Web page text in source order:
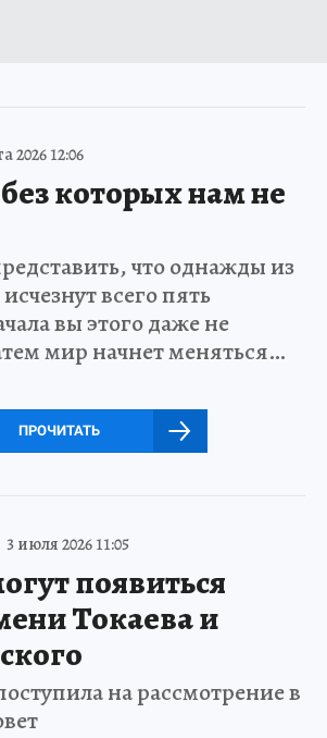
2026 12:06
которых нам не
что однажды из
всего пять
вы этого даже не
мир начнет меняться…
ПРОЧИТАТЬ
3 июля 2026 11:05
появиться
Токаева и
на рассмотрение в